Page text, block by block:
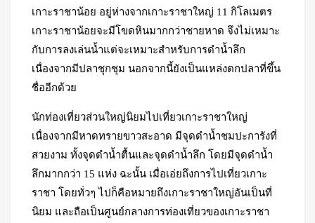
เกาะราชาน้อย อยู่ห่างจากเกาะราชาใหญ่ 11 กิโลเมตร
เกาะราชาน้อยจะมีโขดหินมากกว่าชายหาด จึงไม่เหมาะ
กับการลงเล่นน้ำแต่จะเหมาะสำหรับการดำน้ำลึก
เนื่องจากมีปลาชุกชุม นอกจากนี้ยังเป็นแหล่งตกปลาที่ขึ้น
ชื่ออีกด้วย
นักท่องเที่ยวส่วนใหญ่นิยมไปเที่ยวเกาะราชาใหญ่
เนื่องจากมีหาดทรายขาวสะอาด มีจุดดำน้ำชมปะการังที่
สวยงาม ทั้งจุดดำน้ำตื้นและจุดดำน้ำลึก โดยมีจุดดำน้ำ
ลึกมากกว่า 15 แห่ง ฉะนั้น เมื่อเอ่ยถึงการไปเที่ยวเกาะ
ราชา โดยทั่วๆ ไปก็คือหมายถึงเกาะราชาใหญ่อันเป็นที่
นิยม และถือเป็นศูนย์กลางการท่องเที่ยวของเกาะราชา